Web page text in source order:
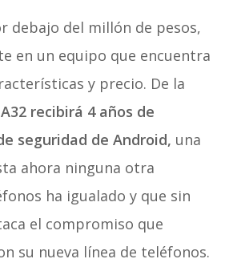
debajo del millón de pesos,
en un equipo que encuentra
y precio. De la
recibirá 4 años de
seguridad de Android, una
ahora ninguna otra
ha igualado y que sin
el compromiso que
su nueva línea de teléfonos.